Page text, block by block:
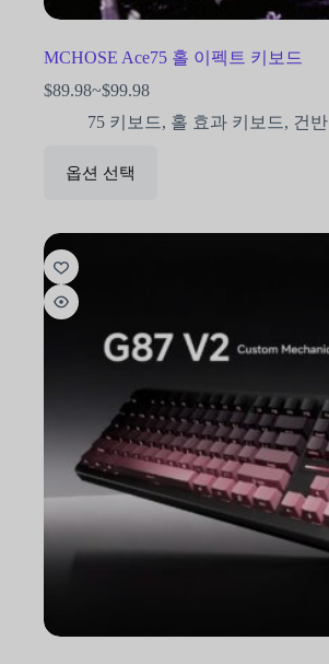
MCHOSE Ace75 홀 이펙트 키보드
$89.98~$99.98
75 키보드, 홀 효과 키보드, 건반
옵션 선택